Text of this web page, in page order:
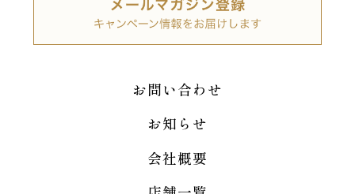
お問い合わせ
お知らせ
会社概要